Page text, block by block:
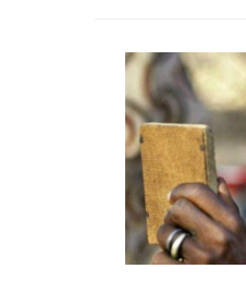
球跨国企业的
权，请联系删
须来中国；如
功甚至仅仅是
加大研发投入